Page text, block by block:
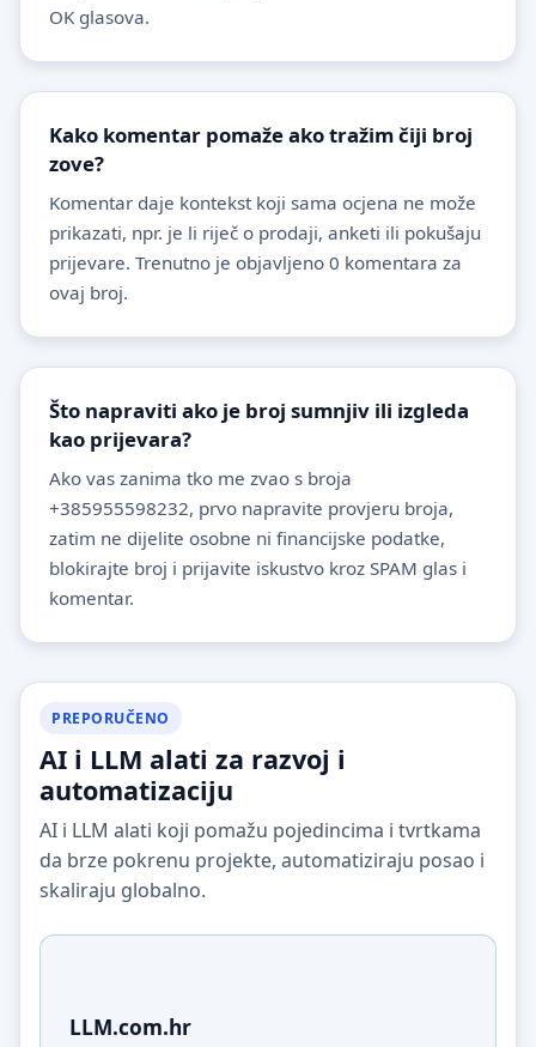
OK glasova.
Kako komentar pomaže ako tražim čiji broj
zove?
Komentar daje kontekst koji sama ocjena ne može
prikazati, npr. je li riječ o prodaji, anketi ili pokušaju
prijevare. Trenutno je objavljeno 0 komentara za
ovaj broj.
Što napraviti ako je broj sumnjiv ili izgleda
kao prijevara?
Ako vas zanima tko me zvao s broja
+385955598232, prvo napravite provjeru broja,
zatim ne dijelite osobne ni financijske podatke,
blokirajte broj i prijavite iskustvo kroz SPAM glas i
komentar.
PREPORUČENO
AI i LLM alati za razvoj i
automatizaciju
AI i LLM alati koji pomažu pojedincima i tvrtkama
da brze pokrenu projekte, automatiziraju posao i
skaliraju globalno.
LLM.com.hr